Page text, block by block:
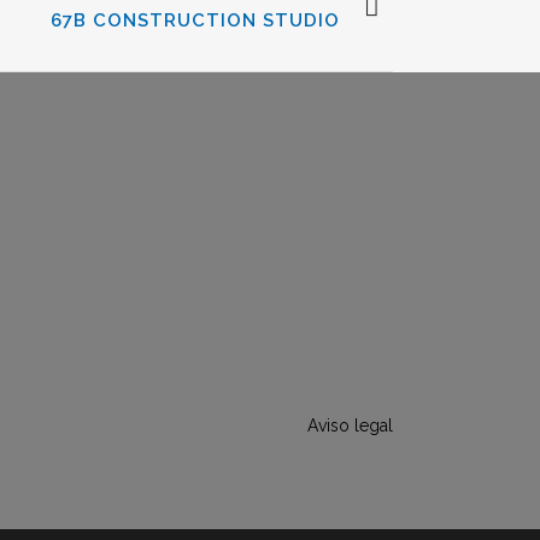
67B CONSTRUCTION STUDIO
Aviso legal